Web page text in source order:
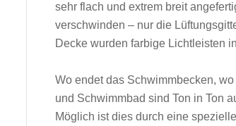
sehr flach und extrem breit
verschwinden – nur die
Decke wurden farbige Lichtleisten
Wo endet das Schwimmbecken,
und Schwimmbad sind Ton in Ton
Möglich ist dies durch eine